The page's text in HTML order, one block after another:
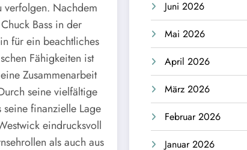
verfolgen. Nachdem
Bass in der
für ein beachtliches
Fähigkeiten ist
Zusammenarbeit
seine vielfältige
finanzielle Lage
eindrucksvoll
als auch aus
Juni 2026
Mai 2026
April 2026
März 2026
Februar 2026
Januar 2026